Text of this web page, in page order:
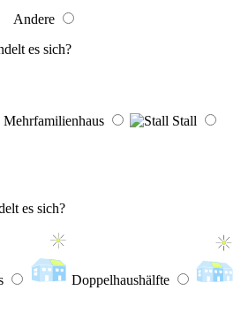
Andere
es sich?
Mehrfamilienhaus Stall
es sich?
Doppelhaushälfte